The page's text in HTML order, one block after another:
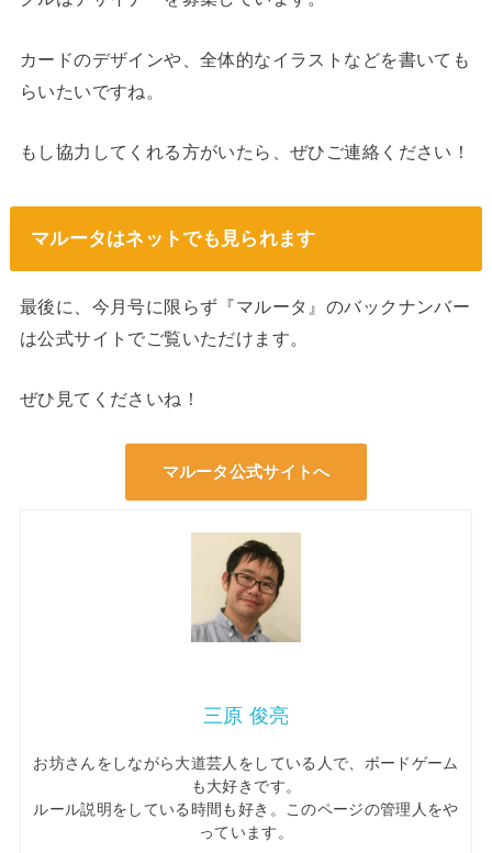
カードのデザインや、全体的なイラストなどを書いても
らいたいですね。
もし協力してくれる方がいたら、ぜひご連絡ください！
マルータはネットでも見られます
最後に、今月号に限らず『マルータ』のバックナンバー
は公式サイトでご覧いただけます。
ぜひ見てくださいね！
マルータ公式サイトへ
三原 俊亮
お坊さんをしながら大道芸人をしている人で、ボードゲーム
も大好きです。
ルール説明をしている時間も好き。このページの管理人をや
っています。